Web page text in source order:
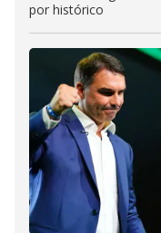
por histórico